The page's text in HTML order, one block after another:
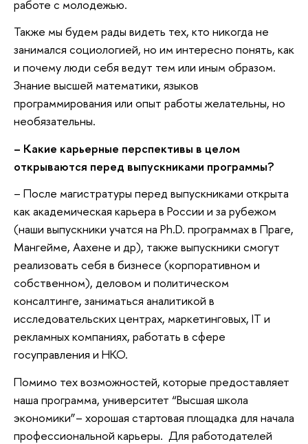
работе с молодежью.
Также мы будем рады видеть тех, кто никогда не
занимался социологией, но им интересно понять, как
и почему люди себя ведут тем или иным образом.
Знание высшей математики, языков
программирования или опыт работы желательны, но
необязательны.
– Какие карьерные перспективы в целом
открываются перед выпускниками программы?
– После магистратуры перед выпускниками открыта
как академическая карьера в России и за рубежом
(наши выпускники учатся на Ph.D. программах в Праге,
Мангейме, Аахене и др), также выпускники смогут
реализовать себя в бизнесе (корпоративном и
собственном), деловом и политическом
консалтинге, заниматься аналитикой в
исследовательских центрах, маркетинговых, IT и
рекламных компаниях, работать в сфере
госуправления и НКО.
Помимо тех возможностей, которые предоставляет
наша программа, университет “Высшая школа
экономики”– хорошая стартовая площадка для начала
профессиональной карьеры. Для работодателей